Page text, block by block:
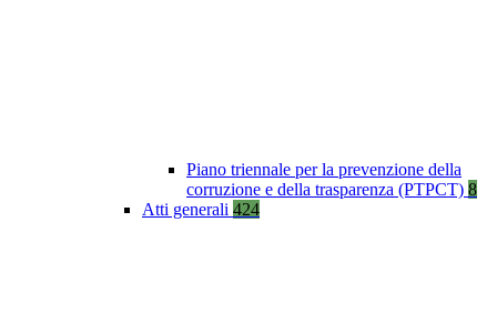
Piano triennale per la prevenzione della
corruzione e della trasparenza (PTPCT) 8
Atti generali 424